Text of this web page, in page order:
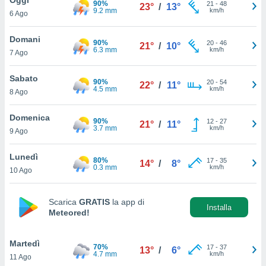
è
al sito
di
ci
di
il
un
la
nella
6 Ago
90%
9.2 mm
23° / 13° 21 - 48
km/h
Domani
7 Ago
90%
6.3 mm
21° / 10° 20- 46
km/h
Sabato
8 Ago
90%
4.5 mm
22° / 11° 20- 54
km/h
Domenica
9 Ago
90%
3.7 mm
21° / 11° 12- 27
km/h
Lunedì
10 Ago
80%
0.3 mm
14° / 8° 17- 35
km/h
Scarica GRATIS la app di
Meteored!
Installa
Martedì
11 Ago
70%
4.7 mm
13° / 6° 17- 37
km/h